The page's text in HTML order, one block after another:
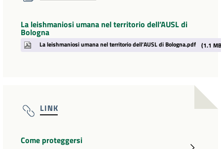
La leishmaniosi umana nel territorio dell’AUSL di
Bologna
La leishmaniosi umana nel territorio dell’AUSL di Bologna.pdf (1.1
LINK
Come proteggersi